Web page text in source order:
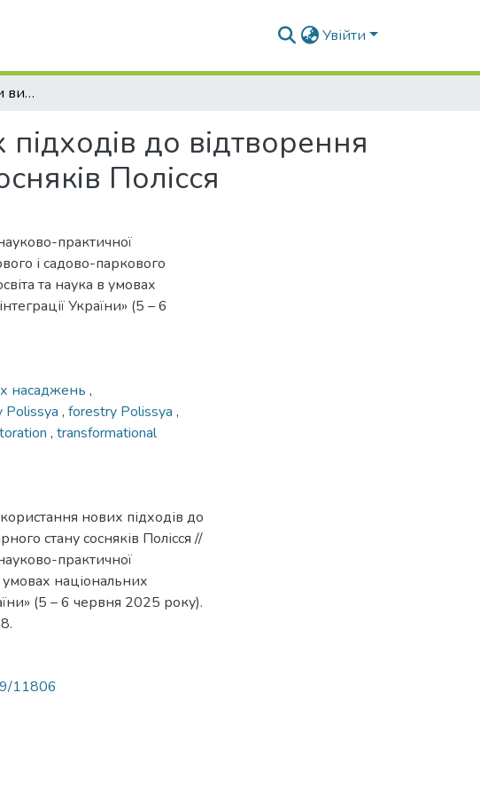
Увійти
Досвід і перспективи використання нових підходів до відтворення лісів для покращення санітарного стану сосняків Полісся
до відтворення
Полісся
практичної
і садово-паркового
та наука в умовах
України» (5 – 6
насаджень ,
Polissya , forestry Polissya ,
, transformational
нових підходів до
стану сосняків Полісся //
практичної
умовах національних
(5 – 6 червня 2025 року).
11806